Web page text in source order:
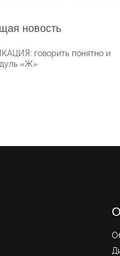
новость
говорить понятно и
«Ж»